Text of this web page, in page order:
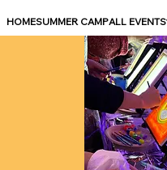
HOMESUMMER CAMPALL EVENTS